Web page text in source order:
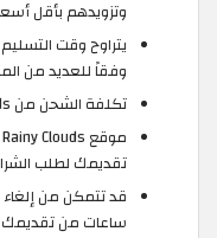
وتزويدهم بأقل
وفقاً للعديد من
تكلفة الشحن من Rainy Clouds لـ قطر هي 182.2 ريال قطري.
تقديمك لطلب
ساعات من تقديمك